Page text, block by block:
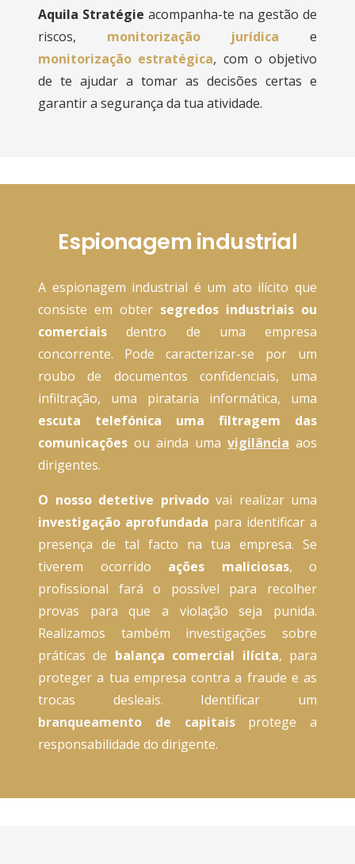
Aquila Stratégie acompanha-te na gestão de
riscos, monitorização jurídica e
monitorização estratégica, com o objetivo
de te ajudar a tomar as decisões certas e
garantir a segurança da tua atividade.
Espionagem industrial
A espionagem industrial é um ato ilícito que
consiste em obter segredos industriais ou
comerciais dentro de uma empresa
concorrente. Pode caracterizar-se por um
roubo de documentos confidenciais, uma
infiltração, uma pirataria informática, uma
escuta telefónica
uma filtragem das
comunicações ou ainda uma vigilância aos
dirigentes.
O nosso detetive privadovai realizar uma
investigação aprofundada para identificar a
presença de tal facto na tua empresa. Se
tiverem ocorrido ações maliciosas, o
profissional fará o possível para recolher
provas para que a violação seja punida.
Realizamos também investigações sobre
práticas de balança comercial ilícita, para
proteger a tua empresa contra a fraude e as
trocas desleais. Identificar um
branqueamento de capitaisprotege a
responsabilidade do dirigente.